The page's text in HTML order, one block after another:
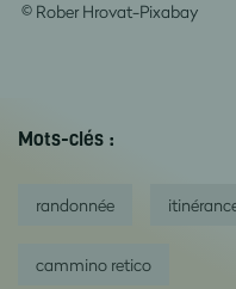
© Rober Hrovat-Pixabay
Mots-clés :
randonnée
cammino retico